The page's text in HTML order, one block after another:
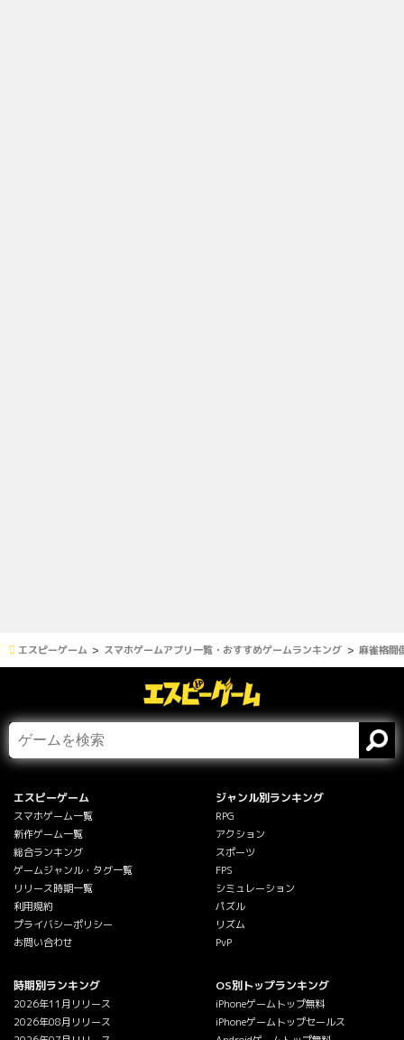
エスピーゲーム スマホゲームアプリ一覧・おすすめゲームランキング 麻雀格闘
エスピーゲーム
スマホゲーム一覧
新作ゲーム一覧
総合ランキング
ゲームジャンル・タグ一覧
リリース時期一覧
利用規約
プライバシーポリシー
お問い合わせ
ジャンル別ランキング
RPG
アクション
スポーツ
FPS
シミュレーション
パズル
リズム
PvP
時期別ランキング
2026年11月リリース
2026年08月リリース
OS別トップランキング
iPhoneゲームトップ無料
iPhoneゲームトップセールス